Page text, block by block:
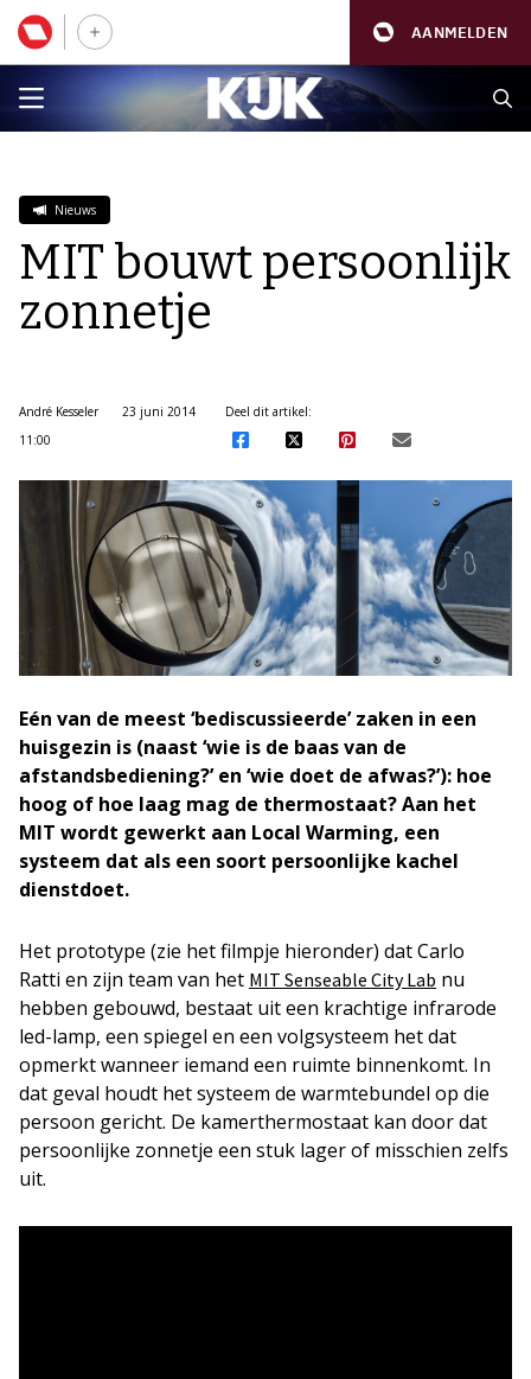
AANMELDEN
Nieuws
MIT bouwt persoonlijk
zonnetje
André Kesseler
23 juni 2014
11:00
Deel dit artikel:
Eén van de meest ‘bediscussieerde’ zaken in een
huisgezin is (naast ‘wie is de baas van de
afstandsbediening?’ en ‘wie doet de afwas?’): hoe
hoog of hoe laag mag de thermostaat? Aan het
MIT wordt gewerkt aan Local Warming, een
systeem dat als een soort persoonlijke kachel
dienstdoet.
Het prototype (zie het filmpje hieronder) dat Carlo
Ratti en zijn team van het MIT Senseable City Lab nu
hebben gebouwd, bestaat uit een krachtige infrarode
led-lamp, een spiegel en een volgsysteem het dat
opmerkt wanneer iemand een ruimte binnenkomt. In
dat geval houdt het systeem de warmtebundel op die
persoon gericht. De kamerthermostaat kan door dat
persoonlijke zonnetje een stuk lager of misschien zelfs
uit.